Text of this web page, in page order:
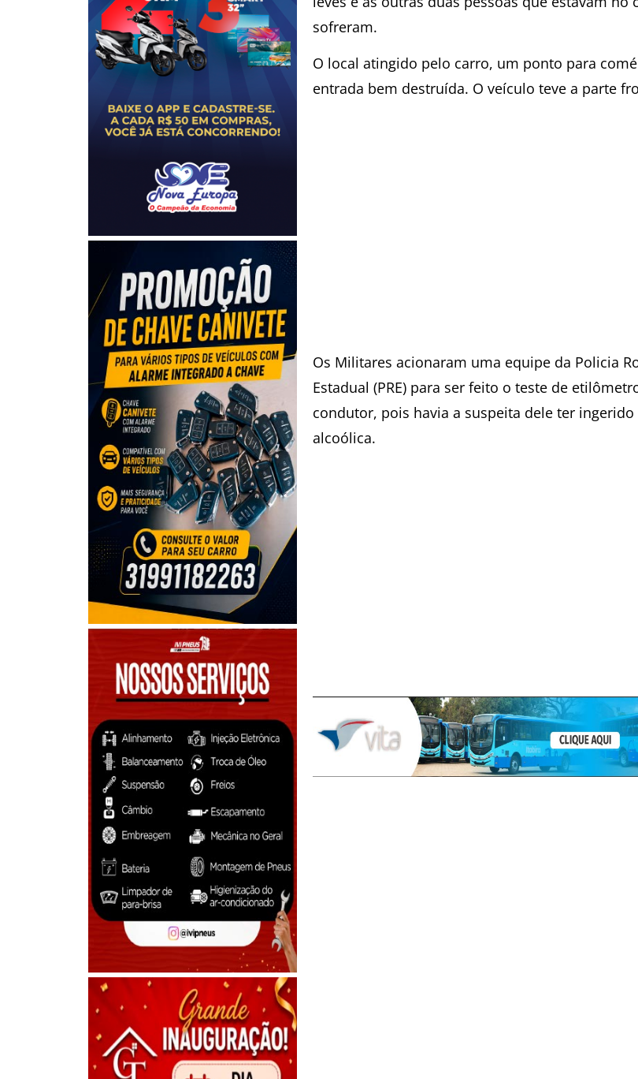
sofreram.
O local atingido pelo carro, um ponto para
entrada bem destruída. O veículo teve a parte
Os Militares acionaram uma equipe da Policia
Estadual (PRE) para ser feito o teste de
condutor, pois havia a suspeita dele ter ingerido
alcoólica.